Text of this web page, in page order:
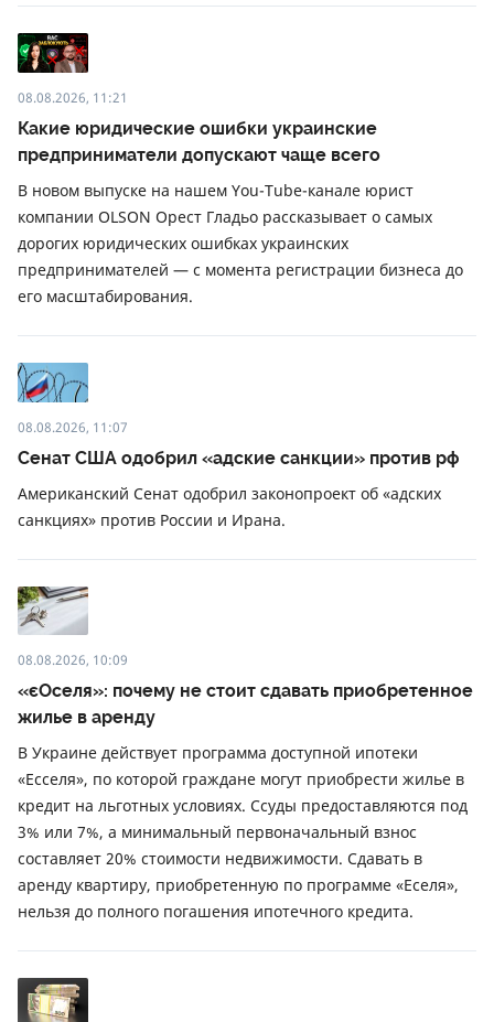
08.08.2026, 11:21
Какие юридические ошибки украинские
предприниматели допускают чаще всего
В новом выпуске на нашем You-Tube-канале юрист
компании OLSON Орест Гладьо рассказывает о самых
дорогих юридических ошибках украинских
предпринимателей — с момента регистрации бизнеса до
его масштабирования.
08.08.2026, 11:07
Сенат США одобрил «адские санкции» против рф
Американский Сенат одобрил законопроект об «адских
санкциях» против России и Ирана.
08.08.2026, 10:09
«єОселя»: почему не стоит сдавать приобретенное
жилье в аренду
В Украине действует программа доступной ипотеки
«Есселя», по которой граждане могут приобрести жилье в
кредит на льготных условиях. Ссуды предоставляются под
3% или 7%, а минимальный первоначальный взнос
составляет 20% стоимости недвижимости. Сдавать в
аренду квартиру, приобретенную по программе «Еселя»,
нельзя до полного погашения ипотечного кредита.